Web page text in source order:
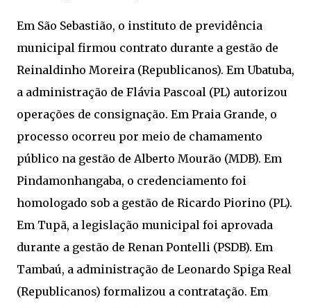
Em São Sebastião, o instituto de previdência
municipal firmou contrato durante a gestão de
Reinaldinho Moreira (Republicanos). Em Ubatuba,
a administração de Flávia Pascoal (PL) autorizou
operações de consignação. Em Praia Grande, o
processo ocorreu por meio de chamamento
público na gestão de Alberto Mourão (MDB). Em
Pindamonhangaba, o credenciamento foi
homologado sob a gestão de Ricardo Piorino (PL).
Em Tupã, a legislação municipal foi aprovada
durante a gestão de Renan Pontelli (PSDB). Em
Tambaú, a administração de Leonardo Spiga Real
(Republicanos) formalizou a contratação. Em